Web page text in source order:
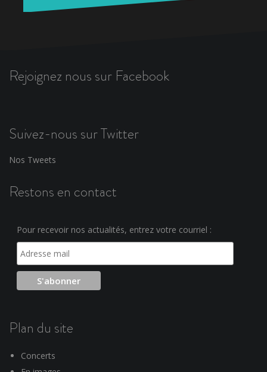
Rejoignez nous sur Facebook
Suivez-nous sur Twitter
Nos Tweets
Restons en contact
Pour recevoir nos actualités, entrez votre courriel :
Plan du site
Concerts